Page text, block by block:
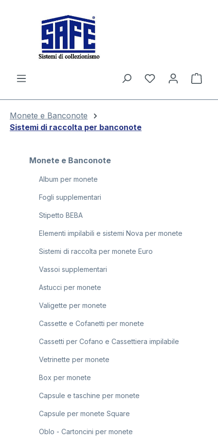
Il
Monete e Banconote
Sistemi di raccolta per banconote
Monete e Banconote
Album per monete
Fogli supplementari
Stipetto BEBA
Elementi impilabili e sistemi Nova per monete
Sistemi di raccolta per monete Euro
Vassoi supplementari
Astucci per monete
Valigette per monete
Cassette e Cofanetti per monete
Cassetti per Cofano e Cassettiera impilabile
Vetrinette per monete
Box per monete
Capsule e taschine per monete
Capsule per monete Square
Oblo - Cartoncini per monete